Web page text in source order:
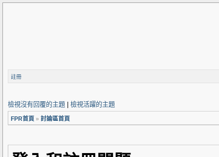
註冊
檢視沒有回覆的主題 檢視活躍的主題
FPR首頁 » 討論區首頁